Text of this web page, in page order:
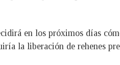
en los próximos días
la liberación de rehenes